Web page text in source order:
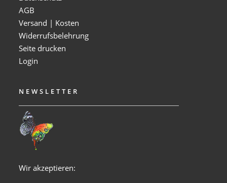
AGB
Versand | Kosten
Widerrufsbelehrung
Seite drucken
Login
NEWSLETTER
Wir akzeptieren: